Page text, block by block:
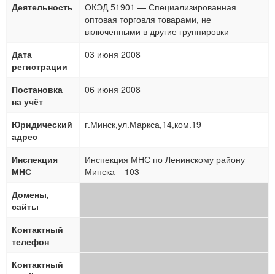
Деятельность
ОКЭД 51901 — Специализированная
оптовая торговля товарами, не
включенными в другие группировки
Дата
регистрации
03 июня 2008
Постановка
на учёт
06 июня 2008
Юридический
адрес
г.Минск,ул.Маркса,14,ком.19
Инспекция
МНС
Инспекция МНС по Ленинскому району
Минска – 103
Домены,
сайты
Контактный
телефон
Контактный